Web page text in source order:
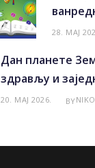
28. МАЈ
Дан планете
здрављу и
20. МАЈ 2026. BY